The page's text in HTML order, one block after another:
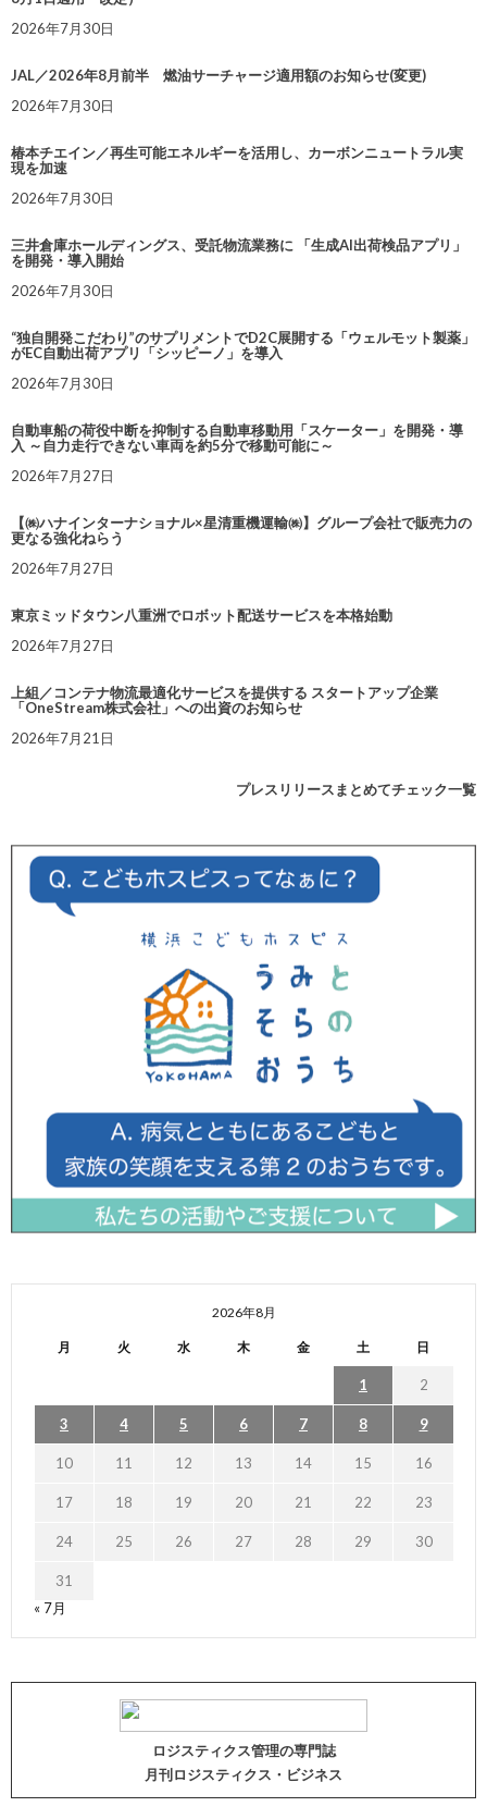
2026年7月30日
JAL／2026年8月前半 燃油サーチャージ適用額のお知らせ(変更)
2026年7月30日
椿本チエイン／再生可能エネルギーを活用し、カーボンニュートラル実
現を加速
2026年7月30日
三井倉庫ホールディングス、受託物流業務に 「生成AI出荷検品アプリ」
を開発・導入開始
2026年7月30日
“独自開発こだわり”のサプリメントでD2C展開する「ウェルモット製薬」
がEC自動出荷アプリ「シッピーノ」を導入
2026年7月30日
自動車船の荷役中断を抑制する自動車移動用「スケーター」を開発・導
入 ～自力走行できない車両を約5分で移動可能に～
2026年7月27日
【㈱ハナインターナショナル×星清重機運輸㈱】グループ会社で販売力の
更なる強化ねらう
2026年7月27日
東京ミッドタウン八重洲でロボット配送サービスを本格始動
2026年7月27日
上組／コンテナ物流最適化サービスを提供する スタートアップ企業
「OneStream株式会社」への出資のお知らせ
2026年7月21日
プレスリリースまとめてチェック一覧
2026年8月
月 火 水 木 金 土 日
1 2
3 4 5 6 7 8 9
10 11 12 13 14 15 16
17 18 19 20 21 22 23
24 25 26 27 28 29 30
31
« 7月
ロジスティクス管理の専門誌
月刊ロジスティクス・ビジネス